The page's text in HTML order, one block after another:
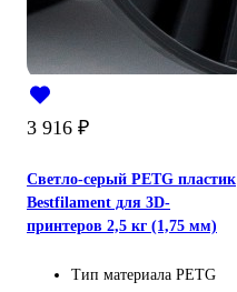
3 916 ₽
Светло-серый PETG пластик
Bestfilament для 3D-
принтеров 2,5 кг (1,75 мм)
Тип материала PETG